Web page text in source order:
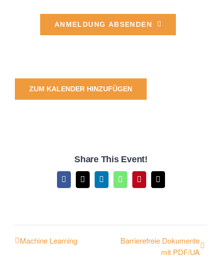
ANMELDUNG ABSENDEN
ZUM KALENDER HINZUFÜGEN
Share This Event!
Facebook
X LinkedInWhatsAppPinterest
E-
Mail
Machine Learning
Barrierefreie Dokumente
mit PDF/UA